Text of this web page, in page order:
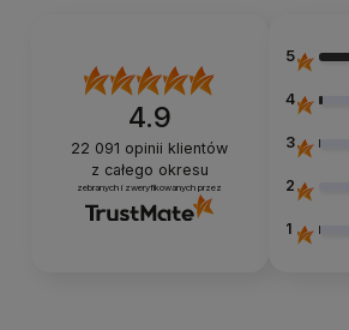
4.9
22 091 opinii klientów
z całego okresu
zebranych i zweryfikowanych przez
5
4
3
2
1